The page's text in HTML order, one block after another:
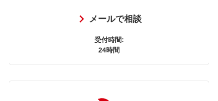
メールで相談
受付時間:
24時間